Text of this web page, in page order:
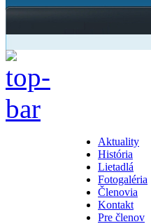
Aktuality
História
Lietadlá
Fotogaléria
Členovia
Kontakt
Pre členov